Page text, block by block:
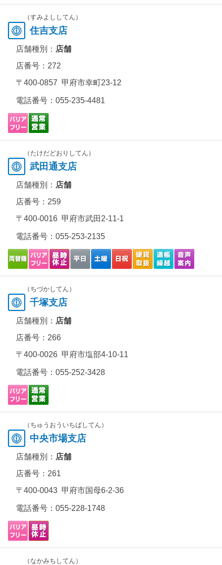
（すみよししてん）
住吉支店
店舗種別： 店舗
店番号：272
〒400-0857 甲府市幸町23-12
電話番号： 055-235-4481
（たけだどおりしてん）
武田通支店
店舗種別： 店舗
店番号：259
〒400-0016 甲府市武田2-11-1
電話番号： 055-253-2135
（ちづかしてん）
千塚支店
店舗種別： 店舗
店番号：266
〒400-0026 甲府市塩部4-10-11
電話番号： 055-252-3428
（ちゅうおういちばしてん）
中央市場支店
店舗種別： 店舗
店番号：261
〒400-0043 甲府市国母6-2-36
電話番号： 055-228-1748
（なかみちしてん）